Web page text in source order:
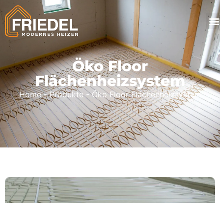
Öko Floor
Flächenheizsystem
Home-Produkte-Öko Floor Flächenheizsystem